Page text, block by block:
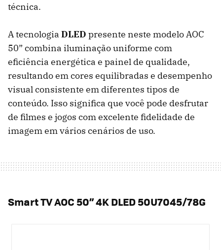
técnica.
A tecnologia DLED presente neste modelo AOC
50” combina iluminação uniforme com
eficiência energética e painel de qualidade,
resultando em cores equilibradas e desempenho
visual consistente em diferentes tipos de
conteúdo. Isso significa que você pode desfrutar
de filmes e jogos com excelente fidelidade de
imagem em vários cenários de uso.
Smart TV AOC 50” 4K DLED 50U7045/78G